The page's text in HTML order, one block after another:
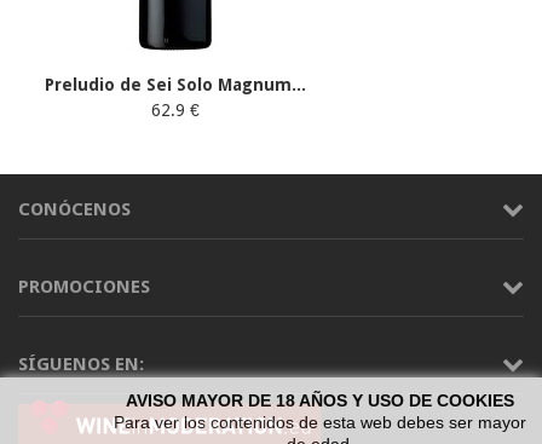
Preludio de Sei Solo Magnum...
62.9 €
CONÓCENOS
PROMOCIONES
SÍGUENOS EN:
AVISO MAYOR DE 18 AÑOS Y USO DE COOKIES
Para ver los contenidos de esta web debes ser mayor